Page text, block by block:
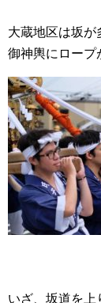
大蔵地区は坂が
御神輿にロープ
いざ、坂道を上